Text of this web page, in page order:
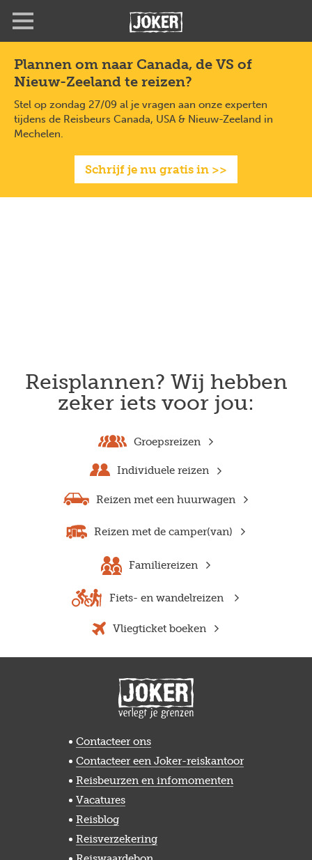
inhoud
gaan
Plannen om naar Canada, de VS of
Nieuw-Zeeland te reizen?
Stel op zondag 27/09 al je vragen aan onze experten
tijdens de Reisbeurs Canada, USA & Nieuw-Zeeland in
Mechelen.
Schrijf je nu gratis in >>
Reisplannen? Wij hebben
zeker iets voor jou:
Groepsreizen
Individuele reizen
Reizen met een huurwagen
Reizen met de camper(van)
Familiereizen
Fiets- en wandelreizen
Vliegticket boeken
Contacteer ons
Contacteer een Joker-reiskantoor
Reisbeurzen en infomomenten
Vacatures
Reisblog
Reisverzekering